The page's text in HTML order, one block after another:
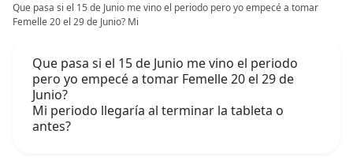
Que pasa si el 15 de Junio me vino el periodo pero yo empecé a tomar
Femelle 20 el 29 de Junio? Mi
Que pasa si el 15 de Junio me vino el periodo
pero yo empecé a tomar Femelle 20 el 29 de
Junio?
Mi periodo llegaría al terminar la tableta o
antes?